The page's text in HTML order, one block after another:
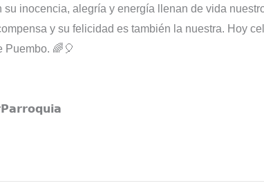
inocencia, alegría y energía llenan de vida
y su felicidad es también la nuestra. Hoy
Puembo. 🌈🎈